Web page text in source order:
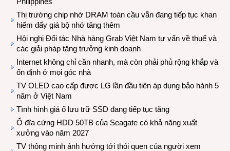
Thị trường chip nhớ DRAM toàn cầu vẫn đang tiếp tục khan
hiếm đẩy giá bộ nhớ tăng thêm
Hội nghị Đối tác Nhà hàng Grab Việt Nam tư vấn về thuế và
các giải pháp tăng trưởng kinh doanh
Internet không chỉ cần nhanh, mà còn phải phủ rộng khắp và
ổn định ở mọi góc nhà
TV OLED cao cấp được LG lần đầu tiên áp dụng bảo hành 5
năm ở Việt Nam
Tình hình giá ổ lưu trữ SSD đang tiếp tục tăng
Ổ đĩa cứng HDD 50TB của Seagate có khả năng xuất
xưởng vào năm 2027
TV thông minh ảnh hưởng tới thói quen của người xem